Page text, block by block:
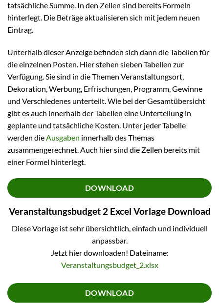
tatsächliche Summe. In den Zellen sind bereits Formeln
hinterlegt. Die Beträge aktualisieren sich mit jedem neuen
Eintrag.
Unterhalb dieser Anzeige befinden sich dann die Tabellen für
die einzelnen Posten. Hier stehen sieben Tabellen zur
Verfügung. Sie sind in die Themen Veranstaltungsort,
Dekoration, Werbung, Erfrischungen, Programm, Gewinne
und Verschiedenes unterteilt. Wie bei der Gesamtübersicht
gibt es auch innerhalb der Tabellen eine Unterteilung in
geplante und tatsächliche Kosten. Unter jeder Tabelle
werden dieAusgaben innerhalb des Themas
zusammengerechnet. Auch hier sind die Zellen bereits mit
einer Formel hinterlegt.
DOWNLOAD
Veranstaltungsbudget 2 Excel Vorlage Download
Diese Vorlage ist sehr übersichtlich, einfach und individuell
anpassbar.
Jetzt hier downloaden! Dateiname:
Veranstaltungsbudget_2.xlsx
DOWNLOAD